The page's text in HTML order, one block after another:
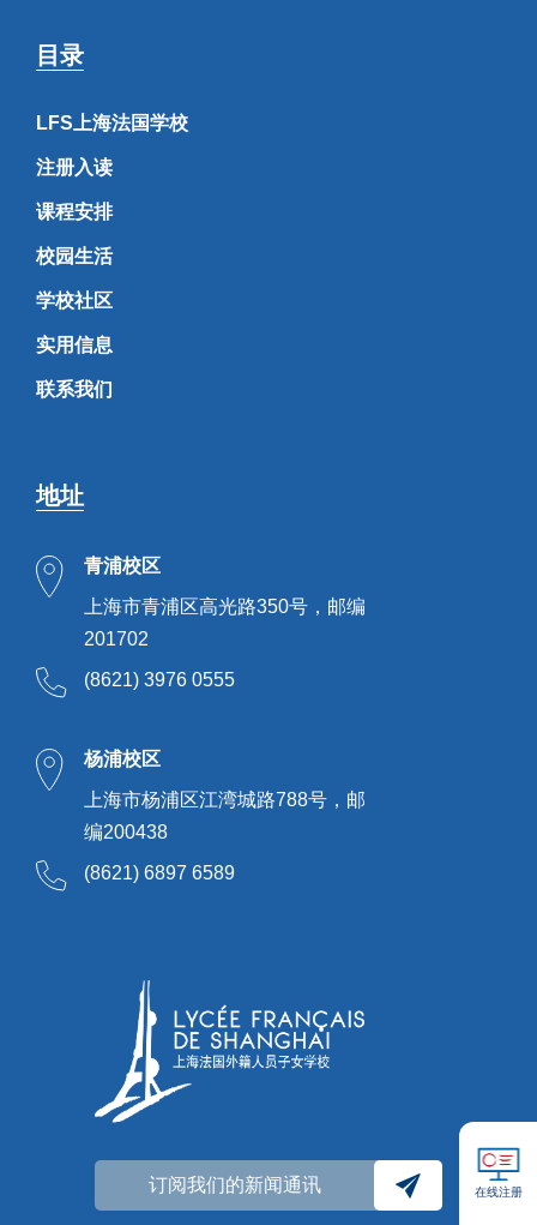
在线注册
目录
LFS上海法国学校
注册入读
课程安排
校园生活
学校社区
实用信息
联系我们
地址
青浦校区
上海市青浦区高光路350号，邮编
201702
(8621) 3976 0555
杨浦校区
上海市杨浦区江湾城路788号，邮
编200438
(8621) 6897 6589
订阅我们的新闻通讯